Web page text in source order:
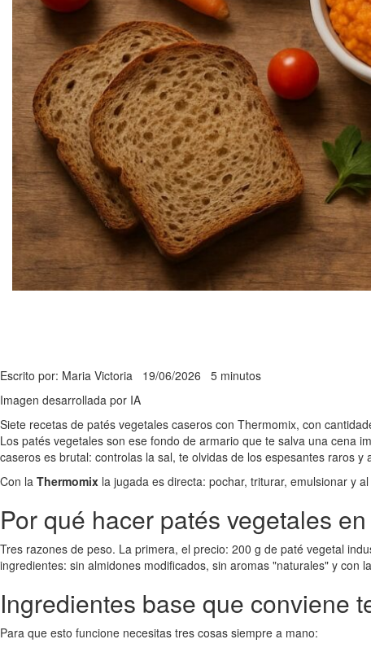
Escrito por: Maria Victoria 19/06/2026 5 minutos
Imagen desarrollada por IA
Siete recetas de patés vegetales caseros con Thermomix, con
Los patés vegetales son ese fondo de armario que te salva una cena
caseros es brutal: controlas la sal, te olvidas de los espesantes raros
Con la Thermomix la jugada es directa: pochar, triturar, emulsionar y
Por qué hacer patés vegetales
Tres razones de peso. La primera, el precio: 200 g de paté vegetal
ingredientes: sin almidones modificados, sin aromas "naturales" y
Ingredientes base que conviene
Para que esto funcione necesitas tres cosas siempre a mano: